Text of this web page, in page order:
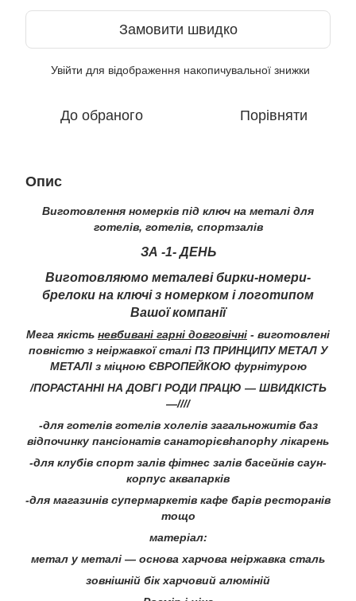
Замовити швидко
Увійти для відображення накопичувальної знижки
До обраного Порівняти
Опис
Виготовлення номерків під ключ на металі для
готелів, готелів, спортзалів
ЗА -1- ДЕНЬ
Виготовляюмо металеві бирки-номери-
брелоки на ключі з номерком і логотипом
Вашої компанії
Мега якість невбивані гарні довговічні - виготовлені
повністю з неіржавкої сталі ПЗ ПРИНЦИПУ МЕТАЛ У
МЕТАЛІ з міцною ЄВРОПЕЙКОЮ фурнітурою
/ПОРАСТАННІ НА ДОВГІ РОДИ ПРАЦЮ — ШВИДКІСТЬ
—////
-для готелів готелів холелів загальножитів баз
відпочинку пансіонатів санаторієвhanophy лікарень
-для клубів спорт залів фітнес залів басейнів саун-
корпус аквапарків
-для магазинів супермаркетів кафе барів ресторанів
тощо
матеріал:
метал у металі — основа харчова неіржавка сталь
зовнішній бік харчовий алюміній